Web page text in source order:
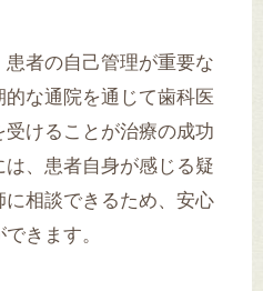
者の自己管理が重要な
な通院を通じて歯科医
けることが治療の成功
、患者自身が感じる疑
相談できるため、安心
きます。